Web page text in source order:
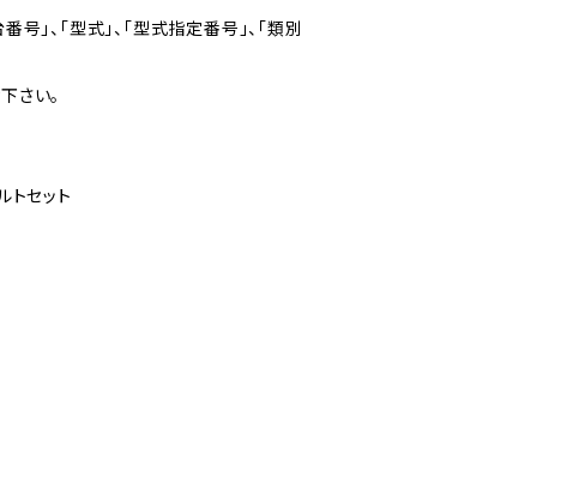
」、「型式」、「型式指定番号」、「類別
さい。
トセット